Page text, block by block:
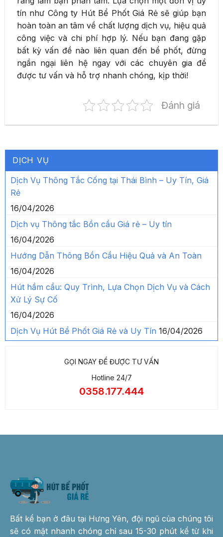
tín như Công ty Hút Bể Phốt Giá Rẻ sẽ giúp bạn
hoàn toàn an tâm về chất lượng dịch vụ, hiệu quả
công việc và chi phí hợp lý. Nếu bạn đang gặp
bất kỳ vấn đề nào liên quan đến bể phốt, đừng
ngần ngại liên hệ ngay với các chuyên gia để
được tư vấn và hỗ trợ nhanh chóng, kịp thời!
Đánh giá
DỊCH VỤ
Dịch Vụ Thông Tắc Cống tại Thái Bình – Uy Tín, Giá
Rẻ
16/04/2026
Dịch vụ Thông tắc Bồn cầu Giá rẻ – Uy tín
16/04/2026
Hướng Dẫn Thông Bồn Cầu Hiệu Quả và An Toàn
16/04/2026
Hút hầm cầu: Quy Trình, Lựa Chọn Dịch Vụ và Cách
Xử Lý Sự Cố
16/04/2026
Dịch Vụ Hút Bể Phốt Giá Rẻ và Uy Tín 16/04/2026
GỌI NGAY ĐỂ ĐƯỢC TƯ VẤN
Hotline 24/7
0358.177.444
Bất kể bạn ở đâu tại Hưng Yên, đội ngũ của chúng tôi
sẽ có mặt nhanh chóng chỉ sau 15-30 phút kể từ khi